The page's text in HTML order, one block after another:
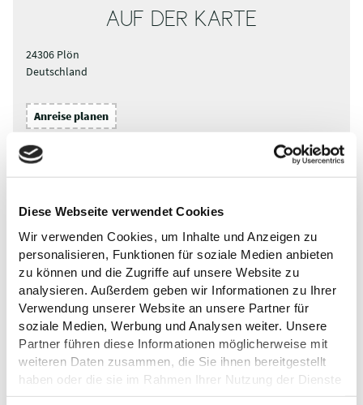
Diese Webseite verwendet Cookies
Wir verwenden Cookies, um Inhalte und Anzeigen zu
personalisieren, Funktionen für soziale Medien anbieten
zu können und die Zugriffe auf unsere Website zu
analysieren. Außerdem geben wir Informationen zu Ihrer
Verwendung unserer Website an unsere Partner für
soziale Medien, Werbung und Analysen weiter. Unsere
Partner führen diese Informationen möglicherweise mit
weiteren Daten zusammen, die Sie ihnen bereitgestellt
haben oder die sie im Rahmen Ihrer Nutzung der Dienste
gesammelt haben.
AUF DER KARTE
24306 Plön
Deutschland
Anreise planen